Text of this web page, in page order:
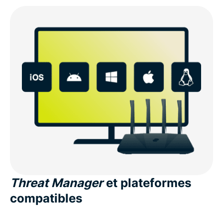
Threat Manageret plateformes
compatibles